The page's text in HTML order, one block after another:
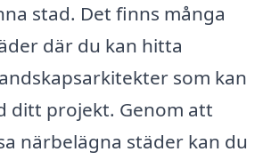
stad. Det finns många
där du kan hitta
som kan
ditt projekt. Genom att
närbelägna städer kan du